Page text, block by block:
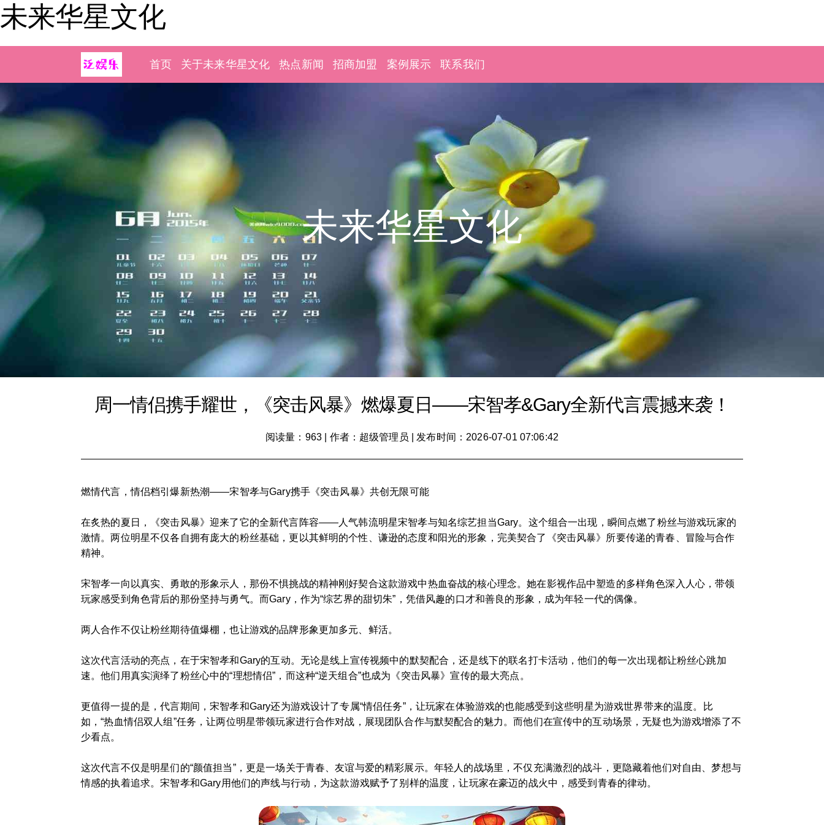
未来华星文化
首页 关于未来华星文化 热点新闻 招商加盟 案例展示 联系我们
未来华星文化
周一情侣携手耀世，《突击风暴》燃爆夏日——宋智孝&Gary全新代言震撼来袭！
阅读量：963 作者：超级管理员 发布时间：2026-07-01 07:06:42
燃情代言，情侣档引爆新热潮——宋智孝与Gary携手《突击风暴》共创无限可能
在炙热的夏日，《突击风暴》迎来了它的全新代言阵容——人气韩流明星宋智孝与知名综艺担当Gary。这个组合一出现，瞬间点燃了粉丝与游戏玩家的
激情。两位明星不仅各自拥有庞大的粉丝基础，更以其鲜明的个性、谦逊的态度和阳光的形象，完美契合了《突击风暴》所要传递的青春、冒险与合作
精神。
宋智孝一向以真实、勇敢的形象示人，那份不惧挑战的精神刚好契合这款游戏中热血奋战的核心理念。她在影视作品中塑造的多样角色深入人心，带领
玩家感受到角色背后的那份坚持与勇气。而Gary，作为“综艺界的甜切朱”，凭借风趣的口才和善良的形象，成为年轻一代的偶像。
两人合作不仅让粉丝期待值爆棚，也让游戏的品牌形象更加多元、鲜活。
这次代言活动的亮点，在于宋智孝和Gary的互动。无论是线上宣传视频中的默契配合，还是线下的联名打卡活动，他们的每一次出现都让粉丝心跳加
速。他们用真实演绎了粉丝心中的“理想情侣”，而这种“逆天组合”也成为《突击风暴》宣传的最大亮点。
更值得一提的是，代言期间，宋智孝和Gary还为游戏设计了专属“情侣任务”，让玩家在体验游戏的也能感受到这些明星为游戏世界带来的温度。比
如，“热血情侣双人组”任务，让两位明星带领玩家进行合作对战，展现团队合作与默契配合的魅力。而他们在宣传中的互动场景，无疑也为游戏增添了不
少看点。
这次代言不仅是明星们的“颜值担当”，更是一场关于青春、友谊与爱的精彩展示。年轻人的战场里，不仅充满激烈的战斗，更隐藏着他们对自由、梦想与
情感的执着追求。宋智孝和Gary用他们的声线与行动，为这款游戏赋予了别样的温度，让玩家在豪迈的战火中，感受到青春的律动。